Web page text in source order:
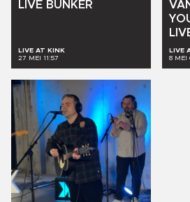
LIVE BUNKER
LIVE AT KINK
27 MEI 11:57
LIVE
8 MEI